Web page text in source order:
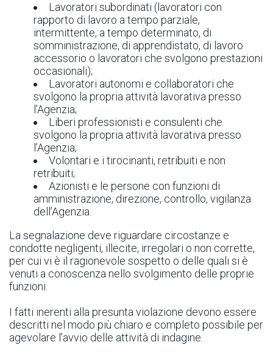
Lavoratori subordinati (lavoratori con
rapporto di lavoro a tempo parziale,
intermittente, a tempo determinato, di
somministrazione, di apprendistato, di lavoro
accessorio o lavoratori che svolgono prestazioni
occasionali);
Lavoratori autonomi e collaboratori che
svolgono la propria attività lavorativa presso
l’Agenzia;
Liberi professionisti e consulenti che
svolgono la propria attività lavorativa presso
l’Agenzia;
Volontari e i tirocinanti, retribuiti e non
retribuiti;
Azionisti e le persone con funzioni di
amministrazione, direzione, controllo, vigilanza
dell’Agenzia.
La segnalazione deve riguardare circostanze e
condotte negligenti, illecite, irregolari o non corrette,
per cui vi è il ragionevole sospetto o delle quali si è
venuti a conoscenza nello svolgimento delle proprie
funzioni.
I fatti inerenti alla presunta violazione devono essere
descritti nel modo più chiaro e completo possibile per
agevolare l’avvio delle attività di indagine.